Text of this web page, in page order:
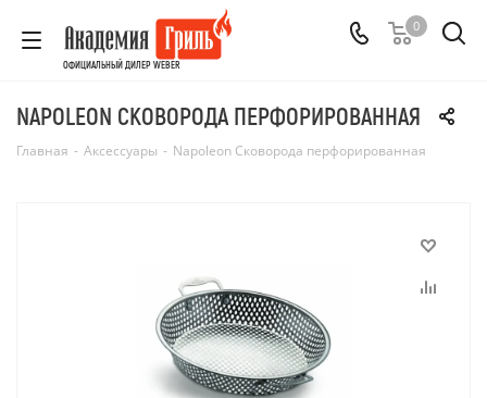
ОФИЦИАЛЬНЫЙ ДИЛЕР WEBER
0
NAPOLEON СКОВОРОДА ПЕРФОРИРОВАННАЯ
Главная - Аксессуары - Napoleon Сковорода перфорированная